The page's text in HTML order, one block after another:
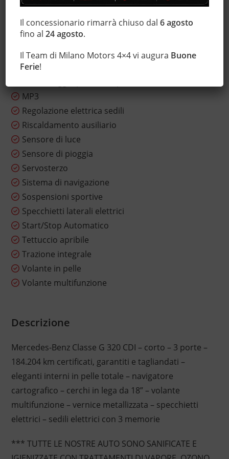
Isofix
Lettore CD
Luci diurne
Luci diurne LED
Marmitta catalitica
MP3
Regolazione elettrica sedili
Riscaldamento ausiliario
Sensore di luce
Sensore di pioggia
Servosterzo
Sistema di navigazione
Sospensioni sportive
Specchietti laterali elettrici
Start/Stop Automatico
Tettuccio apribile
Trazione integrale
Volante in pelle
Volante multifunzione
Descrizione
Mercedes-Benz Classe G 320 CDI – corto – 3 porte –
184.204 km certificati, garantiti e tagliandati –
eleganti interni in pelle totale – navigatore
cartografico – cerchi in lega da 18” – volante
multifunzione – vernice metallizzata – specchietti
elettrici – sedili elettrici con 3 memorie
*** TUTTE LE NOSTRE AUTO SONO SANIFICATE E
Il concessionario rimarrà chiuso dal6 agosto
fino al24 agosto.
Il Team di Milano Motors 4×4 vi augura Buone
Ferie!